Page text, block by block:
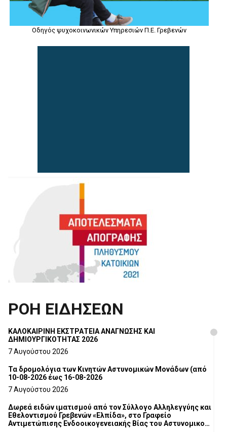
Οδηγός ψυχοκοινωνικών Υπηρεσιών Π.Ε. Γρεβενών
ΡΟΗ ΕΙΔΗΣΕΩΝ
ΚΑΛΟΚΑΙΡΙΝΗ ΕΚΣΤΡΑΤΕΙΑ ΑΝΑΓΝΩΣΗΣ ΚΑΙ
ΔΗΜΙΟΥΡΓΙΚΟΤΗΤΑΣ 2026
7 Αυγούστου 2026
Τα δρομολόγια των Κινητών Αστυνομικών Μονάδων (από
10-08-2026 έως 16-08-2026
7 Αυγούστου 2026
Δωρεά ειδών ιματισμού από τον Σύλλογο Αλληλεγγύης και
Εθελοντισμού Γρεβενών «Ελπίδα», στο Γραφείο
Αντιμετώπισης Ενδοοικογενειακής Βίας του Αστυνομικού